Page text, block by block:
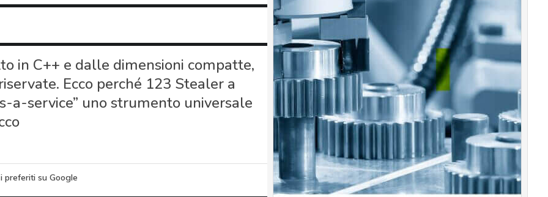
in C++ e dalle dimensioni compatte,
Ecco perché 123 Stealer a
a-service” uno strumento universale
preferiti su Google